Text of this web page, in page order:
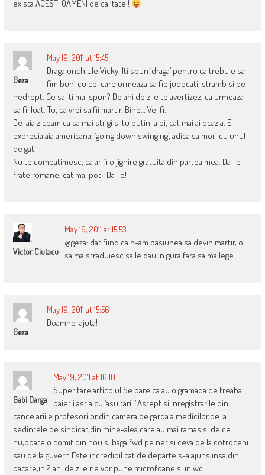
exista ACESTI OAMENI de calitate !
Geza
May 19, 2011 at 15:45
Draga unchiule Vicky. Iti spun ‘draga’ pentru ca trebuie sa
fim buni cu cei care urmeaza sa fie judecati, stramb si pe
nedrept. Ce sa-ti mai spun? De ani de zile te avertizez, ca urmeaza
sa fii luat. Tu, ca vrei sa fii martir. Bine… Vei fi.
De-aia ziceam ca sa mai strigi si tu putin la ei, cat mai ai ocazia. E
expresia aia americana: ‘going down swinging’, adica sa mori cu unul
de gat.
Nu te compatimesc, ca ar fi o jignire gratuita din partea mea. Da-le
frate romane, cat mai poti! Da-le!
Victor Ciutacu
May 19, 2011 at 15:53
@geza: dat fiind ca n-am pasiunea sa devin martir, o
sa ma straduiesc sa le dau in gura fara sa ma lege
Geza
May 19, 2011 at 15:56
Doamne-ajuta!
Gabi Oarga
May 19, 2011 at 16:10
Super tare articolul!Se pare ca au o gramada de treaba
baietii astia cu ‘asultarili’.Astept si inregistrarile din
cancelariile profesorilor,din camera de garda a medicilor,de la
sedintele de sindicat,din mine-alea care au mai ramas si de ce
nu,poate o comit din nou si baga fwd pe net si ceva de la cotroceni
sau de la guvern.Este incredibil cat de departe s-a ajuns,insa,din
pacate,in 2 ani de zile ne vor pune microfoane si in wc.